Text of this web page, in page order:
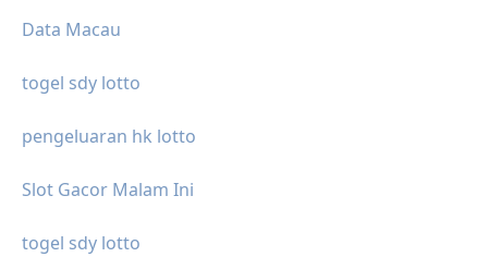
Data Macau
togel sdy lotto
pengeluaran hk lotto
Slot Gacor Malam Ini
togel sdy lotto